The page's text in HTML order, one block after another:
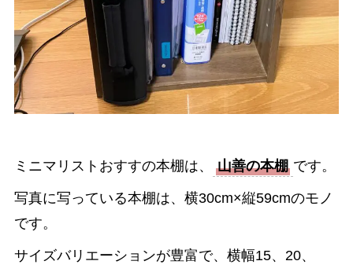
ミニマリストおすすの本棚は、 山善の本棚 です。
写真に写っている本棚は、横30cm×縦59cmのモノ
です。
サイズバリエーションが豊富で、横幅15、20、